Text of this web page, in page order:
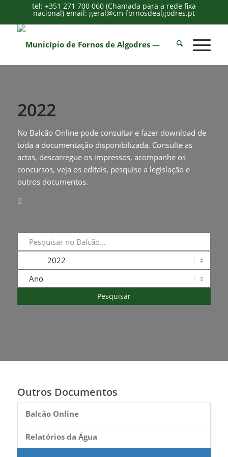
tel: +351 271 700 060 (Chamada para a rede fixa
nacional) email: geral@cm-fornosdealgodres.pt
2022
No Balcão Online pode consultar e fazer download de
toda a documentação disponibilizada. Consulte as
actas, descarregue os impressos, acompanhe os
concursos, veja os editais, pesquise a legislação e
outros documentos.
Outros Documentos
Balcão Online
Relatórios da Água